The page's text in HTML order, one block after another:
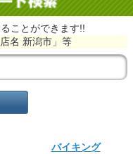
ことができます!!
名 新潟市」等
バイキング